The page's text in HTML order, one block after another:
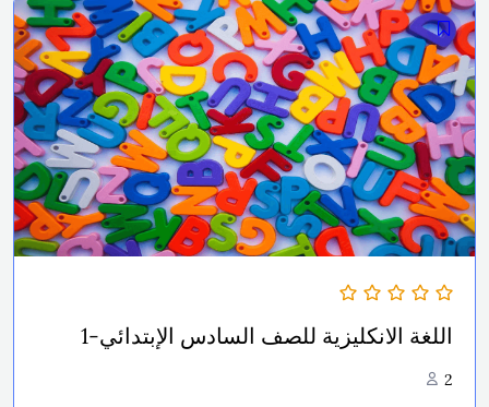
اللغة الانكليزية للصف السادس الإبتدائي-1
2